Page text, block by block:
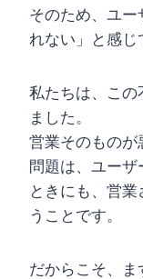
そのため、ユー
れない」と感じ
私たちは、この
ました。
営業そのものが
問題は、ユー
ときにも、営
うことです。
だからこそ、